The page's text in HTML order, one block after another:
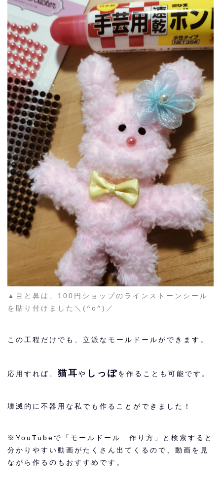
▲目と鼻は、100円ショップのラインストーンシール
を貼り付けました＼(^o^)／
この工程だけでも、立派なモールドールができます。
応用すれば、 猫耳や しっぽを作ることも可能です。
壊滅的に不器用な私でも作ることができました！
※ YouTubeで「モールドール 作り方」と検索すると
分かりやすい動画がたくさん出てくるので、動画を見
ながら作るのもおすすめです。